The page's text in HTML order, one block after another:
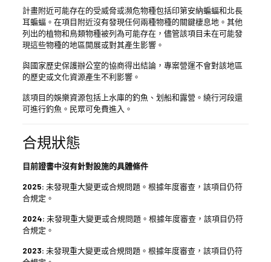
計畫附近可能存在的受威脅或瀕危物種包括印第安納蝙蝠和北長
耳蝙蝠。在項目附近沒有發現任何兩種物種的關鍵棲息地。其他
列出的植物和鳥類物種被列為可能存在，儘管該項目未在可能發
現這些物種的地區開展或對其產生影響。
與國家歷史保護辦公室的協商得出結論，專案營運不會對該地區
的歷史或文化資源產生不利影響。
該項目的娛樂資源包括上水庫的釣魚、划船和露營。繞行河段還
可進行釣魚。民眾可免費進入。
合規狀態
目前證書中沒有針對設施的具體條件
2025: 未發現重大變更或合規問題。根據年度審查，該項目仍符
合規定。
2024: 未發現重大變更或合規問題。根據年度審查，該項目仍符
合規定。
2023: 未發現重大變更或合規問題。根據年度審查，該項目仍符